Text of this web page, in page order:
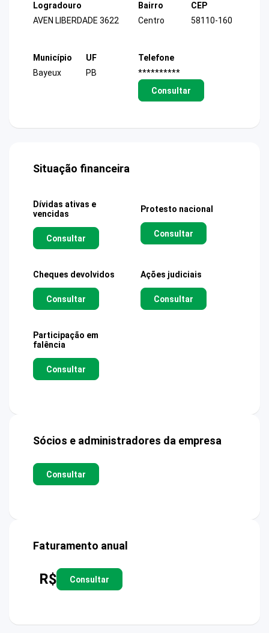
Logradouro
AVEN LIBERDADE 3622
Bairro
Centro
CEP
58110-160
Município
Bayeux
UF
PB
Telefone
**********
Consultar
Situação financeira
Dívidas ativas e
vencidas
Consultar
Protesto nacional
Consultar
Cheques devolvidos
Consultar
Ações judiciais
Consultar
Participação em
falência
Consultar
Sócios e administradores da empresa
Consultar
Faturamento anual
R$ Consultar